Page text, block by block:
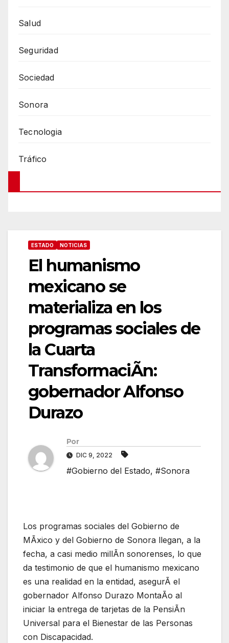
Salud
Seguridad
Sociedad
Sonora
Tecnologia
Tráfico
ESTADO NOTICIAS
El humanismo
mexicano se
materializa en los
programas sociales de
la Cuarta
TransformaciÃn:
gobernador Alfonso
Durazo
Por
DIC 9, 2022
#Gobierno del Estado, #Sonora
Los programas sociales del Gobierno de
MÃxico y del Gobierno de Sonora llegan, a la
fecha, a casi medio millÃn sonorenses, lo que
da testimonio de que el humanismo mexicano
es una realidad en la entidad, asegurÃ el
gobernador Alfonso Durazo MontaÃo al
iniciar la entrega de tarjetas de la PensiÃn
Universal para el Bienestar de las Personas
con Discapacidad.